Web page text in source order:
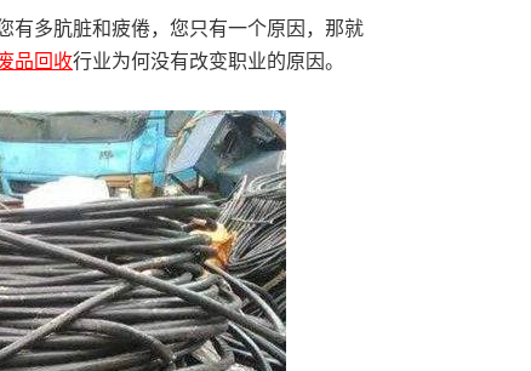
有多肮脏和疲倦，您只有一个原因，那就
品回收行业为何没有改变职业的原因。